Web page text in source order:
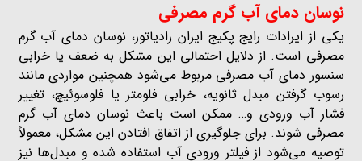
نوسان دمای آب گرم مصرفی
یکی از ایرادات رایج پکیج ایران رادیاتور، نوسان دمای آب گرم
مصرفی است. از دلایل احتمالی این مشکل به ضعف یا خرابی
سنسور دمای آب مصرفی مربوط می‌شود همچنین مواردی مانند
رسوب گرفتن مبدل ثانویه، خرابی فلومتر یا فلوسوئیچ، تغییر
فشار آب ورودی و… ممکن است باعث نوسان دمای آب گرم
مصرفی شوند. برای جلوگیری از اتفاق افتادن این مشکل، معمولاً
توصیه می‌شود از فیلتر ورودی آب استفاده شده و مبدل‌ها نیز